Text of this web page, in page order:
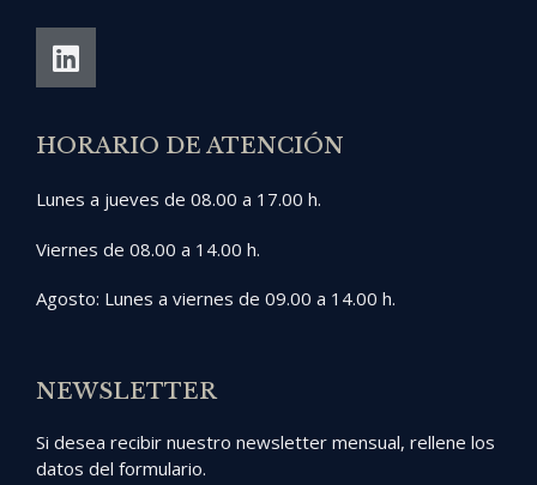
HORARIO DE ATENCIÓN
Lunes a jueves de 08.00 a 17.00 h.
Viernes de 08.00 a 14.00 h.
Agosto: Lunes a viernes de 09.00 a 14.00 h.
NEWSLETTER
Si desea recibir nuestro newsletter mensual, rellene los
datos del formulario.